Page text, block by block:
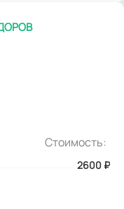
Стоимость:
2600 ₽